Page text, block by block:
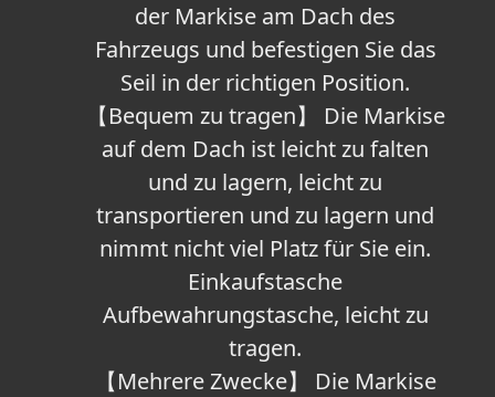
der Markise am Dach des
Fahrzeugs und befestigen Sie das
Seil in der richtigen Position.
【Bequem zu tragen】 Die Markise
auf dem Dach ist leicht zu falten
und zu lagern, leicht zu
transportieren und zu lagern und
nimmt nicht viel Platz für Sie ein.
Einkaufstasche
Aufbewahrungstasche, leicht zu
tragen.
【Mehrere Zwecke】 Die Markise